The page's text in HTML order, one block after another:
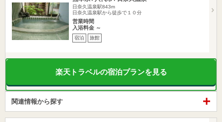
日奈久温泉駅843m
日奈久温泉駅から徒歩で１０分
営業時間
入浴料金 ～
宿泊 旅館
楽天トラベルの宿泊プランを見る
関連情報から探す